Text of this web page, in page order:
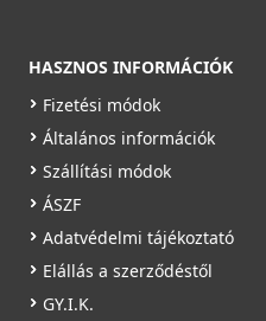
Aerauliqa EG-100 védőrács
003684
HASZNOS INFORMÁCIÓK
Fizetési módok
Általános információk
Szállítási módok
ÁSZF
Adatvédelmi tájékoztató
Elállás a szerződéstől
GY.I.K.